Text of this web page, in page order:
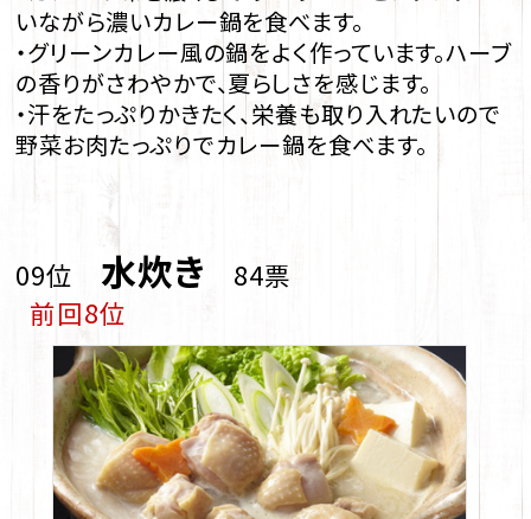
いながら濃いカレー鍋を食べます。
・グリーンカレー風の鍋をよく作っています。ハーブ
の香りがさわやかで、夏らしさを感じます。
・汗をたっぷりかきたく、栄養も取り入れたいので
野菜お肉たっぷりでカレー鍋を食べます。
09位 水炊き 84票
前回8位